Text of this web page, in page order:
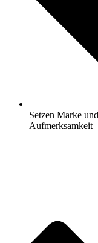
Setzen Marke
Aufmerksamkeit